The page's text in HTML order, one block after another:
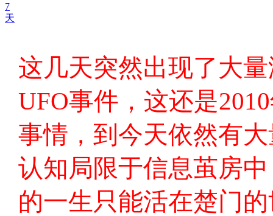
7
天
这几天突然出现了大
UFO事件，这还是
事情，到今天依然有
认知局限于信息茧房
的一生只能活在楚门